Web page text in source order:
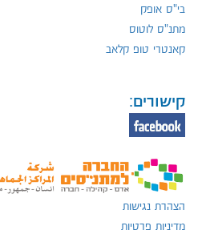
בי"ס אופק
מתנ"ס לוטוס
קאנטרי טופ קלאב
קישורים:
הצהרת נגישות
מדיניות פרטיות